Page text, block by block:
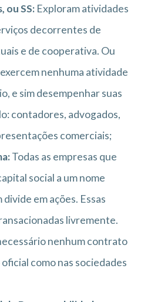
ou SS: Exploram atividades
decorrentes de
e de cooperativa. Ou
nenhuma atividade
e sim desempenhar suas
contadores, advogados,
comerciais;
Todas as empresas que
social a um nome
em ações. Essas
livremente.
nenhum contrato
como nas sociedades